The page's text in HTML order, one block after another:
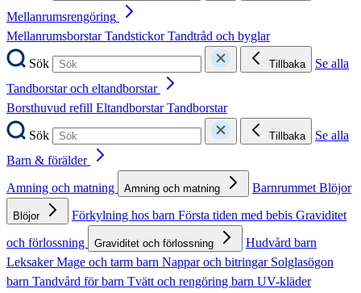
Mellanrumsrengöring
MellanrumsborstarTandstickorTandtråd och byglar
Sök
Tillbaka
Se alla
Tandborstar och eltandborstar
Borsthuvud refill EltandborstarTandborstar
Sök
Tillbaka
Se alla
Barn & förälder
Amning och matning
Amning och matning BarnrummetBlöjor
Blöjor Förkylning hos barn Första tiden med bebis Graviditet
och förlossning
Graviditet och förlossning
Hudvård barn
LeksakerMage och tarm barn Nappar och bitringar Solglasögon
barn Tandvård för barn Tvätt och rengöring barn UV-kläder